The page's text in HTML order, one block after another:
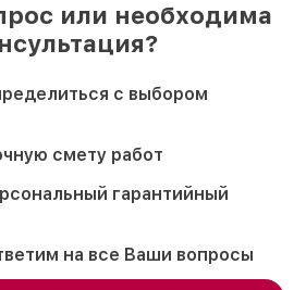
или необходима
с выбором
смету работ
гарантийный
на все Ваши вопросы